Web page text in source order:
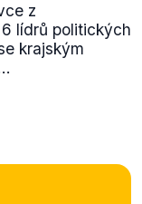
z
lídrů politických
krajským